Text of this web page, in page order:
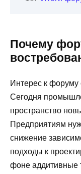
Почему
Интерес к
Сегодня
пространство
Предприятиям
снижение
подходы к
фоне аддитивные